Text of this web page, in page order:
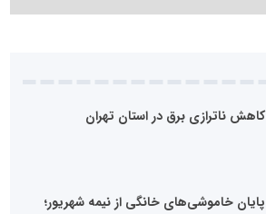
کاهش ناترازی برق در استان تهران
پایان خاموشی‌های خانگی از نیمه شهریور؛